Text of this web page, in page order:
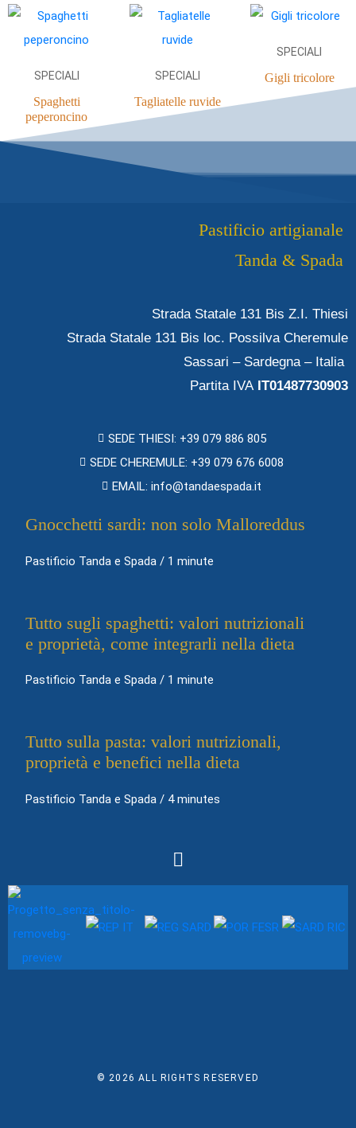
SPECIALI
Spaghetti
peperoncino
SPECIALI
Tagliatelle ruvide
SPECIALI
Gigli tricolore
Pastificio artigianale
Tanda & Spada
Strada Statale 131 Bis Z.I. Thiesi
Strada Statale 131 Bis loc. Possilva Cheremule
Sassari – Sardegna – Italia
Partita IVA IT01487730903
SEDE THIESI: +39 079 886 805
SEDE CHEREMULE: +39 079 676 6008
EMAIL: info@tandaespada.it
Gnocchetti sardi: non solo Malloreddus
Pastificio Tanda e Spada / 1 minute
Tutto sugli spaghetti: valori nutrizionali
e proprietà, come integrarli nella dieta
Pastificio Tanda e Spada / 1 minute
Tutto sulla pasta: valori nutrizionali,
proprietà e benefici nella dieta
Pastificio Tanda e Spada / 4 minutes
© 2026ALL RIGHTS RESERVED